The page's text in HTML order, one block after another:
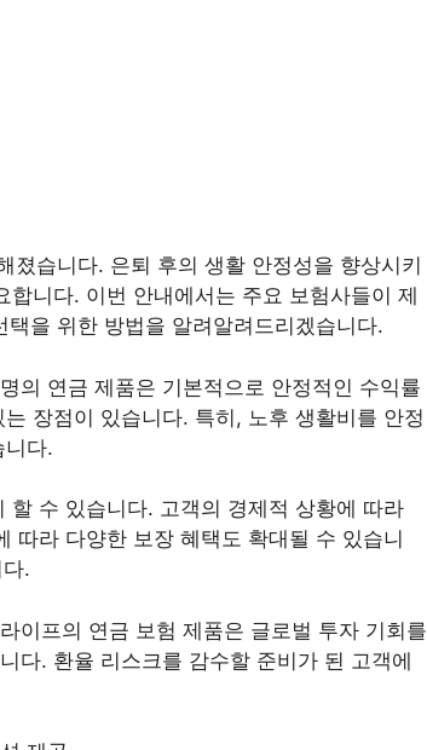
습니다. 은퇴 후의 생활 안정성을 향상시키
니다. 이번 안내에서는 주요 보험사들이 제
을 위한 방법을 알려알려드리겠습니다.
의 연금 제품은 기본적으로 안정적인 수익률
장점이 있습니다. 특히, 노후 생활비를 안정
니다.
할 수 있습니다. 고객의 경제적 상황에 따라
따라 다양한 보장 혜택도 확대될 수 있습니
.
이프의 연금 보험 제품은 글로벌 투자 기회를
다. 환율 리스크를 감수할 준비가 된 고객에